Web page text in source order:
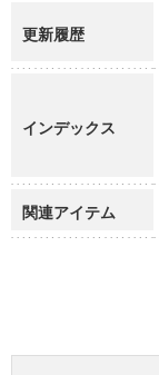
更新履歴
インデックス
関連アイテム